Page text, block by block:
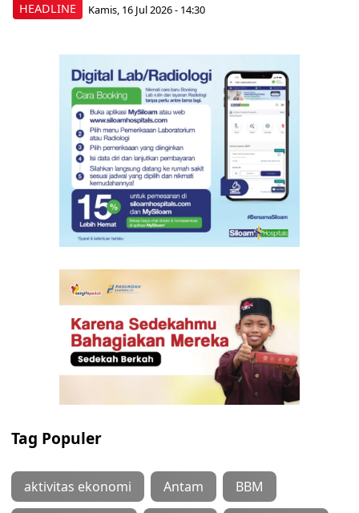
HEADLINE Kamis, 16 Jul 2026 - 14:30
Tag Populer
aktivitas ekonomi Antam BBM